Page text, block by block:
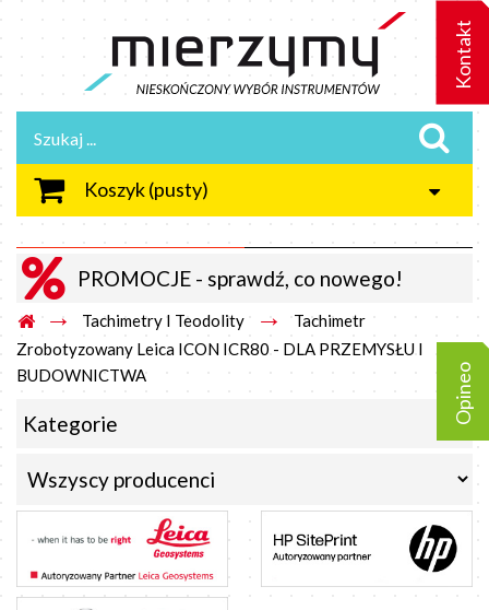
Koszyk(pusty)
PROMOCJE - sprawdź, co nowego!
→ Tachimetry I Teodolity →
Tachimetr
Zrobotyzowany Leica ICON ICR80 - DLA PRZEMYSŁU I
BUDOWNICTWA
Kategorie
Kontakt
Opineo